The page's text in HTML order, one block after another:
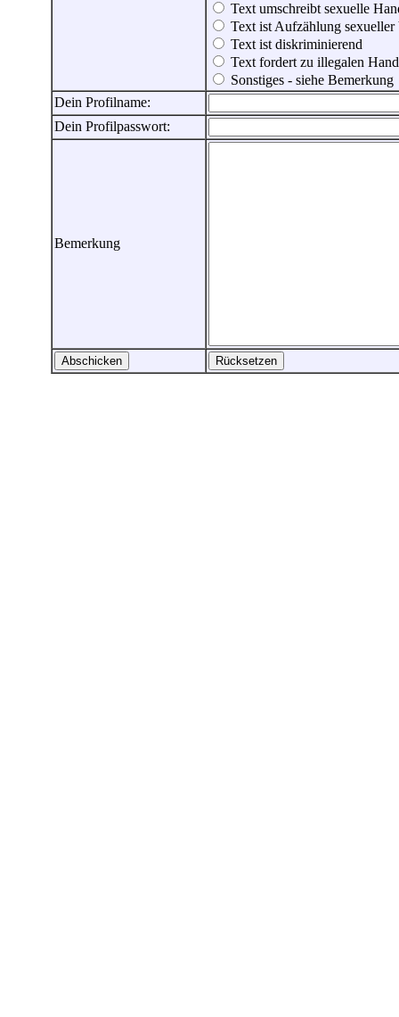
Text umschreibt sexuelle
Text ist Aufzählung sexueller
Text ist diskriminierend
Text fordert zu illegalen
Sonstiges - siehe Bemerkung
Dein Profilname:
Dein Profilpasswort:
Bemerkung